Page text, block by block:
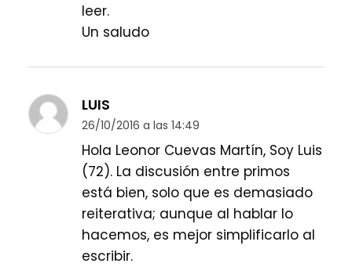
leer.
Un saludo
LUIS
26/10/2016 a las 14:49
Hola Leonor Cuevas Martín, Soy Luis
(72). La discusión entre primos
está bien, solo que es demasiado
reiterativa; aunque al hablar lo
hacemos, es mejor simplificarlo al
escribir.